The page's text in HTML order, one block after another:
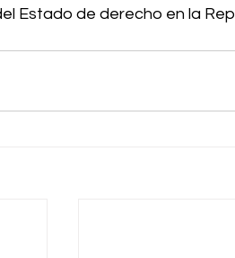
Estado de derecho en la